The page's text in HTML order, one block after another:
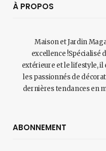
À PROPOS
Maison et Jardin
excellence !Spécialisé
extérieure et le lifestyle,
les passionnés de
dernières tendances en
ABONNEMENT